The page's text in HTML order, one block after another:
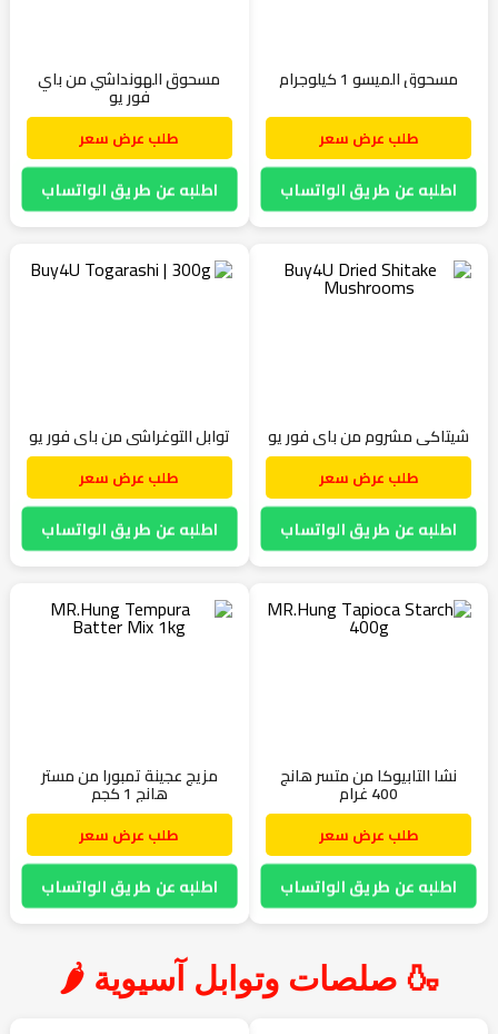
مسحوق الميسو 1 كيلوجرام
طلب عرض سعر
اطلبه عن طريق الواتساب
مسحوق الهونداشي من باي
فور يو
طلب عرض سعر
اطلبه عن طريق الواتساب
شيتاكي مشروم من باي فور يو
طلب عرض سعر
اطلبه عن طريق الواتساب
توابل التوغراشي من باي فور يو
طلب عرض سعر
اطلبه عن طريق الواتساب
نشا التابيوكا من متسر هانج
400 غرام
طلب عرض سعر
اطلبه عن طريق الواتساب
مزيج عجينة تمبورا من مستر
هانج 1 كجم
طلب عرض سعر
اطلبه عن طريق الواتساب
🍶 صلصات وتوابل آسيوية 🌶️